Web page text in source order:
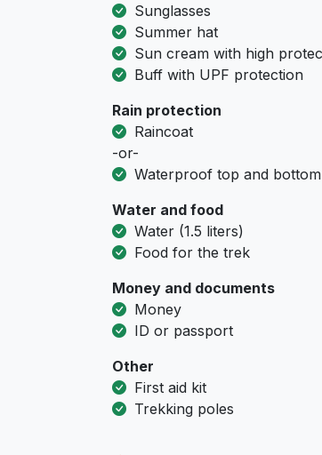
Sunglasses
Summer hat
Sun cream with high
Buff with UPF protection
Rain protection
Raincoat
-or-
Waterproof top and bottom
Water and food
Water (1.5 liters)
Food for the trek
Money and documents
Money
ID or passport
Other
First aid kit
Trekking poles